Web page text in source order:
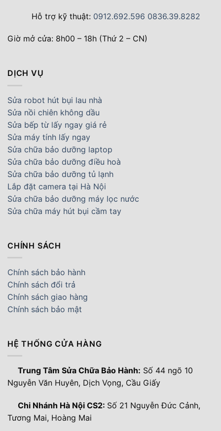
Hỗ trợ kỹ thuật: 0912.692.596 0836.39.8282
Giờ mở cửa: 8h00 – 18h (Thứ 2 – CN)
DỊCH VỤ
Sửa robot hút bụi lau nhà
Sửa nồi chiên không dầu
Sửa bếp từ lấy ngay giá rẻ
Sửa máy tính lấy ngay
Sửa chữa bảo dưỡng laptop
Sửa chữa bảo dưỡng điều hoà
Sửa chữa bảo dưỡng tủ lạnh
Lắp đặt camera tại Hà Nội
Sửa chữa bảo dưỡng máy lọc nước
Sửa chữa máy hút bụi cầm tay
CHÍNH SÁCH
Chính sách bảo hành
Chính sách đổi trả
Chính sách giao hàng
Chính sách bảo mật
HỆ THỐNG CỬA HÀNG
Trung Tâm Sửa Chữa Bảo Hành: Số 44 ngõ 10
Nguyễn Văn Huyên, Dịch Vọng, Cầu Giấy
Chi Nhánh Hà Nội CS2: Số 21 Nguyễn Đức Cảnh,
Tương Mai, Hoàng Mai